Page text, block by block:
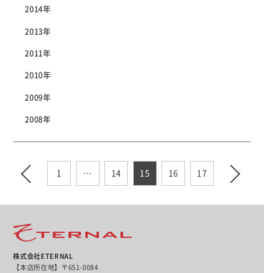
2014年
2013年
2011年
2010年
2009年
2008年
1 … 14 15 16 17
株式会社ETERNAL
【本店所在地】〒651-0084